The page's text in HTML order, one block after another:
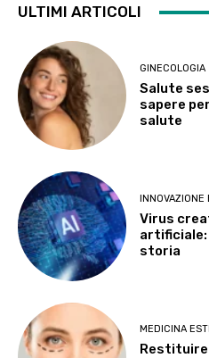
ULTIMI ARTICOLI
GINECOLOGIA
Salute
sapere
salute
Virus
artificiale:
storia
MEDICINA